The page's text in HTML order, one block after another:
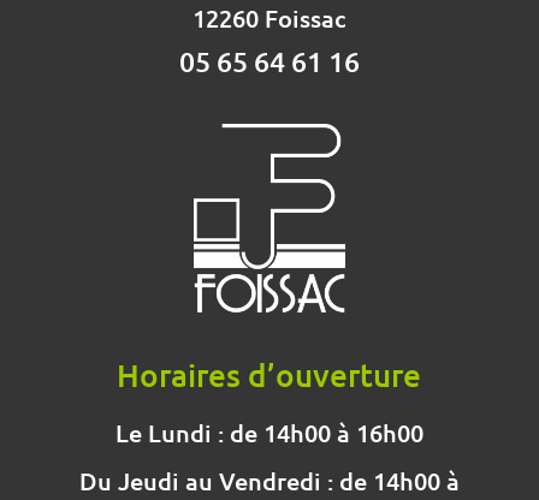
12260 Foissac
05 65 64 61 16
Horaires d’ouverture
Le Lundi : de 14h00 à 16h00
Du Jeudi au Vendredi : de 14h00 à